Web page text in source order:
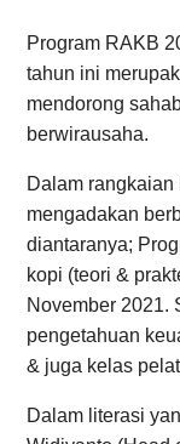
Program RAKB
tahun ini
mendorong
berwirausaha.
Dalam rangkaian
mengadakan
diantaranya;
kopi (teori &
November 2021.
pengetahuan
& juga kelas
Dalam literasi